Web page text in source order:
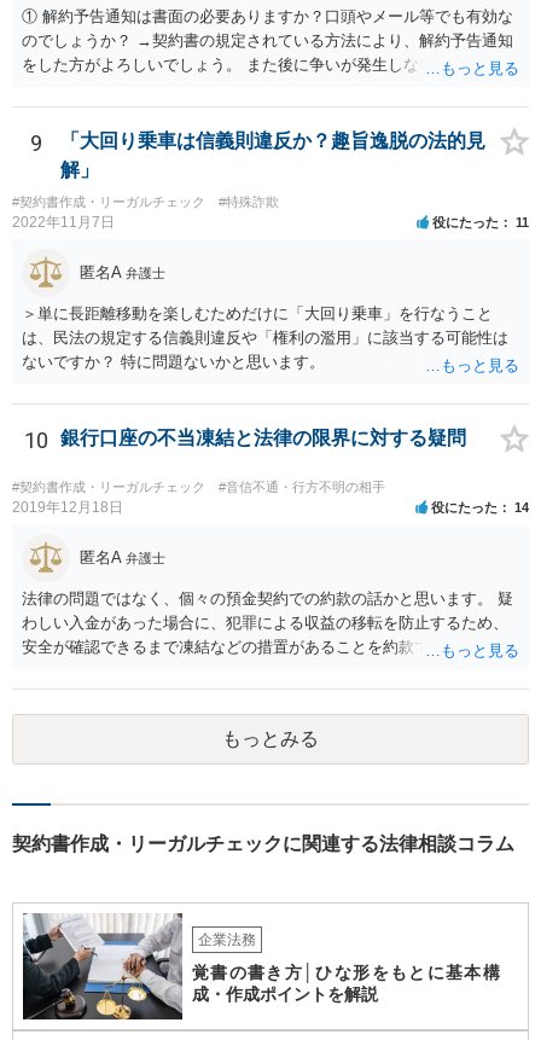
内容に関するミスなので、今後はよく確認いただいた方がよいと思い
ます。 ③証拠のナンバーが入らないまま甲号証のハンコが押されたま
まになっている →形式ミスですね。不注意ですが、訴訟の勝敗に直結
ショットの証拠が縦長や横長に印刷され、文字が間延びしている(読め
ないことはない) →こちらも③と同様であると思います。 以上のとお
り、①～④も訴訟の勝敗に直結するものではないと思われますので、
致命的なミスではないと思います。 もっとも、形式面も仕事の完成物
として当然確認すべきでありますので、今後は気を付けるように弁護
士にお伝えいただいてもよいと思います。
① 解約予告通知は書面の必要ありますか？口頭やメール等でも有効な
のでしょうか？ →契約書の規定されている方法により、解約予告通知
をした方がよろしいでしょう。 また後に争いが発生しないよう、証拠
意が難しい場合、入居時に発生した保証金・敷金と、残りの賃料を相
殺することは可能でしょうか？ →基本的には、滞納賃料との相殺は可
能です。 もっとも、敷金及び保証金について、解約時に償却する旨の
条項があるかは調査したほうがいいでしょう。償却の条項がある場合
には、相殺が困難となる場合があります。 ③ 保証金返還等を考慮して
も手元資金が、残りの賃料や原状回復費、その他買掛金などの必要経
費に満たない場合、一般的にはどんな解決方法の選択肢があります
か？ →損害の拡大を防ぐため、明渡しは速やかに行うべきです。オー
ナーとの関係では、あくまでも、お願いベースで、債務減額や分割支
払いをお願いすることになるでしょう。
9
「大回り乗車は信義則違反か？趣旨逸脱の法的見
解」
#契約書作成・リーガルチェック #特殊詐欺
2022年11月7日 役にたった 11
匿名A 弁護士
＞単に長距離移動を楽しむためだけに「大回り乗車」を行なうこと
は、民法の規定する信義則違反や「権利の濫用」に該当する可能性は
ないですか？ 特に問題ないかと思います。
10 銀行口座の不当凍結と法律の限界に対する疑問
#契約書作成・リーガルチェック #音信不通・行方不明の相手
2019年12月18日 役にたった 14
匿名A 弁護士
法律の問題ではなく、個々の預金契約での約款の話かと思います。 疑
わしい入金があった場合に、犯罪による収益の移転を防止するため、
安全が確認できるまで凍結などの措置があることを約款で定めている
口座を開設している以上、応じざるを得ません。 銀行に根拠を確認し
てみるとよいでしょう。
もっとみる
契約書作成・リーガルチェックに関連する法律相談コラム
企業法務
覚書の書き方│ひな形をもとに基本構
成・作成ポイントを解説